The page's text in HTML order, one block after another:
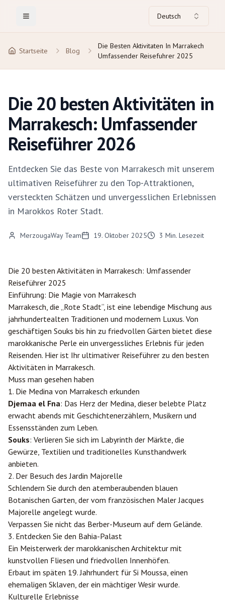
Toggle Menu Deutsch
Startseite Blog
Die Besten Aktivitaten In Marrakech
Umfassender Reisefuhrer 2025
Die 20 besten Aktivitäten in
Marrakesch: Umfassender
Reiseführer 2026
Entdecken Sie das Beste von Marrakesch mit unserem
ultimativen Reiseführer zu den Top-Attraktionen,
versteckten Schätzen und unvergesslichen Erlebnissen
in Marokkos Roter Stadt.
MerzougaWay Team 19. Oktober 2025 3 Min. Lesezeit
Die 20 besten Aktivitäten in Marrakesch: Umfassender
Reiseführer 2025
Einführung: Die Magie von Marrakesch
Marrakesch, die „Rote Stadt“, ist eine lebendige Mischung aus
jahrhundertealten Traditionen und modernem Luxus. Von
geschäftigen Souks bis hin zu friedvollen Gärten bietet diese
marokkanische Perle ein unvergessliches Erlebnis für jeden
Reisenden. Hier ist Ihr ultimativer Reiseführer zu den besten
Aktivitäten in Marrakesch.
Muss man gesehen haben
1. Die Medina von Marrakesch erkunden
Djemaa el Fna: Das Herz der Medina, dieser belebte Platz
erwacht abends mit Geschichtenerzählern, Musikern und
Essensständen zum Leben.
Souks: Verlieren Sie sich im Labyrinth der Märkte, die
Gewürze, Textilien und traditionelles Kunsthandwerk
anbieten.
2. Der Besuch des Jardin Majorelle
Schlendern Sie durch den atemberaubenden blauen
Botanischen Garten, der vom französischen Maler Jacques
Majorelle angelegt wurde.
Verpassen Sie nicht das Berber-Museum auf dem Gelände.
3. Entdecken Sie den Bahia-Palast
Ein Meisterwerk der marokkanischen Architektur mit
kunstvollen Fliesen und friedvollen Innenhöfen.
Erbaut im späten 19. Jahrhundert für Si Moussa, einen
ehemaligen Sklaven, der ein mächtiger Wesir wurde.
Kulturelle Erlebnisse